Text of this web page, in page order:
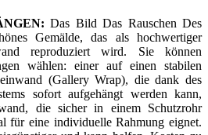
Das Bild Das Rauschen Des
Gemälde, das als hochwertiger
reproduziert wird. Sie können
wählen: einer auf einen stabilen
(Gallery Wrap), die dank des
sofort aufgehängt werden kann,
die sicher in einem Schutzrohr
für eine individuelle Rahmung eignet.